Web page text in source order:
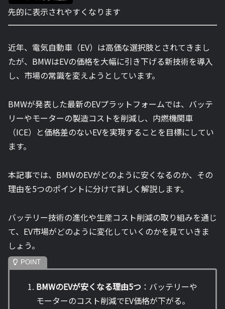
先的に表示されやすくなります
近年、電気自動車（EV）は高価な選択肢とされてきまし
たが、BMWはEVの価格を大幅に引き下げる新技術を導入
し、市場の常識を変えようとしています。
BMWが発表した最新のEVプラットフォームでは、バッテ
リーやモーターの製造コストを削減し、内燃機関車
（ICE）と価格差のないEVを実現することを目標にしてい
ます。
本記事では、BMWのEVがどのように安くなるのか、その
理由を5つのポイントに分けて詳しく解説します。
バッテリー技術の進化や生産コスト削減の取り組みを通じ
て、EV市場がどのように変化していくのかを見ていきま
しょう。
BMWのEVが安くなる理由5つ ：バッテリーや
モーターのコスト削減でEV価格が下がる。